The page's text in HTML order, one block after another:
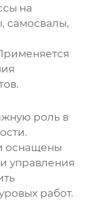
на
самосвалы,
роль в
оснащены
управления
работ.